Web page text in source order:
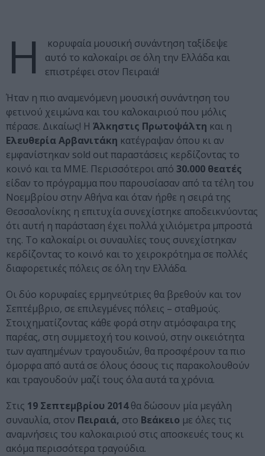
Η
κορυφαία μουσική συνάντηση ταξίδεψε
αυτό το καλοκαίρι σε όλη την Ελλάδα και
επιστρέφει στoν Πειραιά!
Ήταν η πιο αναμενόμενη μουσική συνάντηση του
φετινού χειμώνα και του καλοκαιριού που μόλις
πέρασε. Δικαίως! Η Άλκηστις Πρωτοψάλτη και η
Ελευθερία Αρβανιτάκη κατέγραψαν όπου κι αν
εμφανίστηκαν sold out παραστάσεις κερδίζοντας το
κοινό και τα ΜΜΕ. Περισσότεροι από 30.000 θεατές
είδαν το πρόγραμμα που παρουσίασαν από τα τέλη του
Νοεμβρίου στην Αθήνα και όταν ήρθε η σειρά της
Θεσσαλονίκης η επιτυχία συνεχίστηκε αποδεικνύοντας
ότι αυτή η παράσταση έχει πολλά χιλιόμετρα μπροστά
της. Το καλοκαίρι οι συναυλίες τους συνεχίστηκαν
κερδίζοντας το κοινό και το χειροκρότημα σε πολλές
διαφορετικές πόλεις σε όλη την Ελλάδα.
Οι δύο κορυφαίες ερμηνεύτριες θα βρεθούν και τον
Σεπτέμβριο, σε επιλεγμένες πόλεις – σταθμούς.
Στοιχηματίζοντας κάθε φορά στην ατμόσφαιρα της
παρέας, στη συμμετοχή του κοινού, στην οικειότητα
των αγαπημένων τραγουδιών, θα προσφέρουν τα πιο
όμορφα από αυτά σε όλους όσους τις παρακολουθούν
και τραγουδούν μαζί τους όλα αυτά τα χρόνια.
Στις 19 Σεπτεμβρίου 2014θα δώσουν μία μεγάλη
συναυλία, στον Πειραιά, στο Βεάκειο με όλες τις
αναμνήσεις του καλοκαιριού στις αποσκευές τους κι
ακόμα περισσότερα τραγούδια.